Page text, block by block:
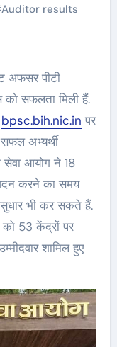
Auditor results
को सफलता मिली हैं.
bpsc.bih.nic.in पर
अभ्यर्थी
आयोग ने 18
करने का समय
भी कर सकते हैं.
53 केंद्रों पर
शामिल हुए